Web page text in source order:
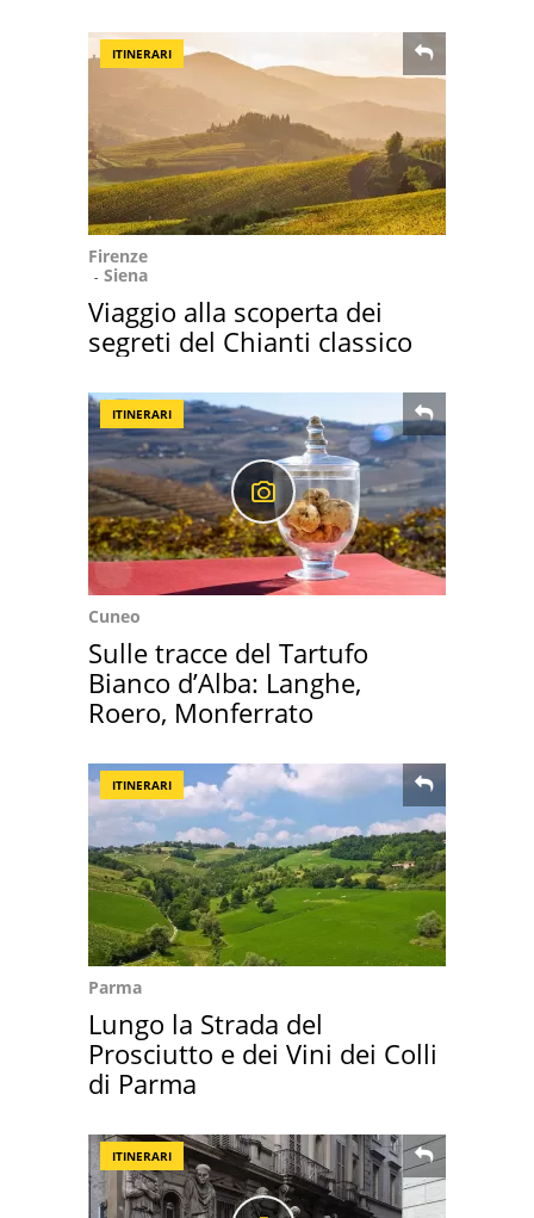
ITINERARI
Firenze
Siena
Viaggio alla scoperta dei
segreti del Chianti classico
ITINERARI
Cuneo
Sulle tracce del Tartufo
Bianco d’Alba: Langhe,
Roero, Monferrato
ITINERARI
Parma
Lungo la Strada del
Prosciutto e dei Vini dei Colli
di Parma
ITINERARI